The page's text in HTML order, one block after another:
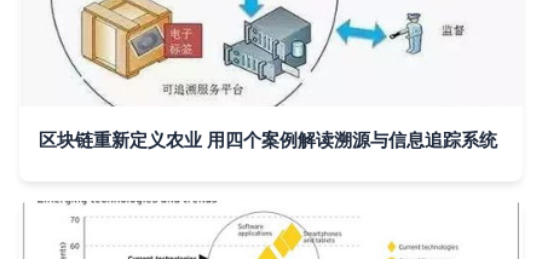
区块链重新定义农业 用四个案例解读溯源与信息追踪系统